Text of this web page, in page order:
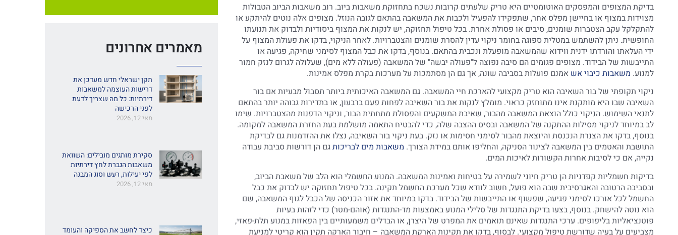
בדיקת המצופים והמפסקים האוטומטיים היא טריק שלעתים קרובות נשכח בתחזוקת משאבות ביוב. רוב משאבות הביוב הטבולות
מצוידות במצוף או בחיישן מפלס אחר, שתפקידו להפעיל ולכבות את המשאבה בהתאם לגובה הנוזל. מצופים אלה נוטים להיתקע או
להתקלקל עקב הצטברות שומנים, סיבים או פסולת אחרת. בכל טיפול תחזוקה, יש לנקות את המצוף ביסודיות ולבדוק את תנועתו
החופשית. ניתן להשתמש במטלית ספוגה בחומר ניקוי עדין להסרת שומנים והצטברויות. לאחר הניקוי, בדקו את פעולת המצוף על
ידי העלאתו והורדתו ידנית ווידוא שהמשאבה מופעלת ונכבית בהתאם. בנוסף, בדקו את כבל המצוף לסימני שחיקה, פגיעה או
התייבשות של הבידוד. מצופים פגומים הם סיבה נפוצה ל"פעולה יבשה" של המשאבה (פעולה ללא מים), שעלולה לגרום לנזק חמור
למנוע. משאבות כיבוי אש אמנם פועלות בסביבה שונה, אך גם הן מסתמכות על מערכות בקרת מפלס אמינות.
ניקוי תקופתי של בור השאיבה הוא טריק מקצועי להארכת חיי המשאבה. גם המשאבה האיכותית ביותר תסבול מבעיות אם בור
השאיבה שבו היא מותקנת אינו מתוחזק כראוי. מומלץ לנקות את בור השאיבה לפחות פעם ברבעון, או בתדירות גבוהה יותר בהתאם
לתנאי השימוש. הניקוי כולל הוצאת המשאבה מהבור, שאיבת המשקעים והפסולת מתחתית הבור, וניקוי הדפנות מהצטברויות. שימו
לב במיוחד לניקוי מסילות ההתקנה של המשאבה ובסיס ההצבה שלה, כדי להבטיח התאמה מושלמת בעת החזרת המשאבה למקומה.
בנוסף, בדקו את הצנרת הנכנסת והיוצאת מהבור לסימני חסימות או נזק. בעת ניקוי בור השאיבה, נצלו את ההזדמנות גם לבדיקת
התושבת והאטמים בין המשאבה לצינור הסניקה, והחליפו אותם במידת הצורך. משאבות מים לבריכותגם הן דורשות סביבת עבודה
נקייה, אם כי לסיבות אחרות הקשורות לאיכות המים.
בדיקות חשמליות קפדניות הן טריק חיוני לשמירה על בטיחות ואמינות המשאבה. המנוע החשמלי הוא הלב של משאבת הביוב,
ובסביבה הרטובה והאגרסיבית שבה הוא פועל, חשוב לוודא שכל מערכת החשמל תקינה. בכל טיפול תחזוקה יש לבדוק את כבל
החשמל לכל אורכו לסימני פגיעה, שפשוף או התייבשות של הבידוד. בדקו במיוחד את אזור הכניסה של הכבל לגוף המשאבה, שם
הוא נוטה להישחק. בנוסף, בצעו בדיקת התנגדות של סלילי המנוע באמצעות מד-התנגדות (אוהם-מטר) כדי לזהות בעיות
פוטנציאליות בליפופים. ערכי התנגדות שאינם תואמים את המפרט של היצרן, או הבדלים משמעותיים בין הפאזות במנוע תלת-פאזי,
מצביעים על בעיה שדורשת טיפול מקצועי. לבסוף, בדקו את תקינות הארקת המשאבה – חיבור הארקה תקין הוא קריטי למניעת
מאמרים אחרונים
תקן ישראלי חדש מעדכן את
דרישות העוצמה למשאבות
דירתיות: כל מה שצריך לדעת
לפני הרכישה
מאי 12, 2026
סקירת מותגים מובילים: השוואת
משאבות הגברת לחץ דירתיות
לפי יעילות, רעש וסוג המבנה
מאי 12, 2026
כיצד לחשב את הספיקה והעומד